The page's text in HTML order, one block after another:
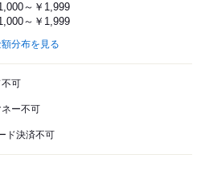
～￥1,999
～￥1,999
分布を見る
不可
ー不可
ド決済不可